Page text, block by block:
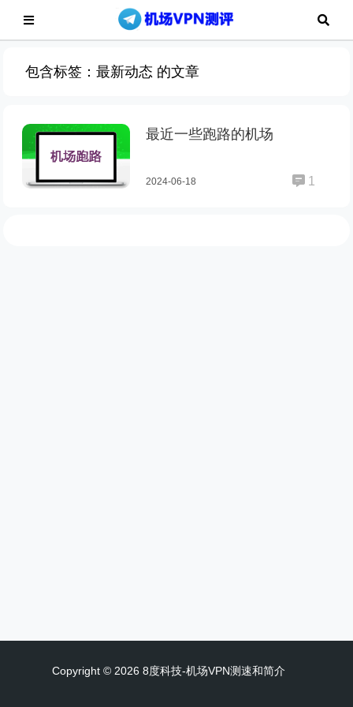
包含标签：最新动态 的文章
最近一些跑路的机场
2024-06-18 1
Copyright © 2026 8度科技-机场VPN测速和简介